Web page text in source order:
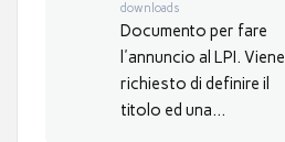
downloads
Documento per fare
l'annuncio al LPI. Viene
richiesto di definire il
titolo ed una...